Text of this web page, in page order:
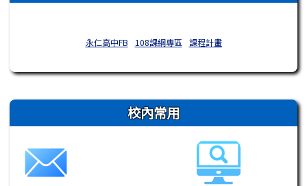
永仁高中FB 108課綱專區 課程計畫
右邊區域內容 校內常用